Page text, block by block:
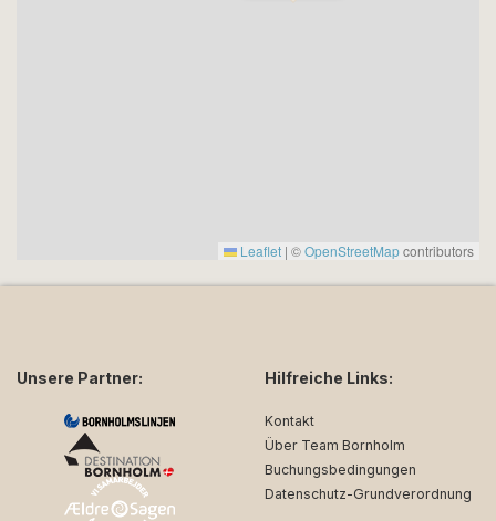
Leaflet | ©OpenStreetMapcontributors
Unsere Partner: Hilfreiche Links:
Kontakt
Über Team Bornholm
Buchungsbedingungen
Datenschutz-Grundverordnung